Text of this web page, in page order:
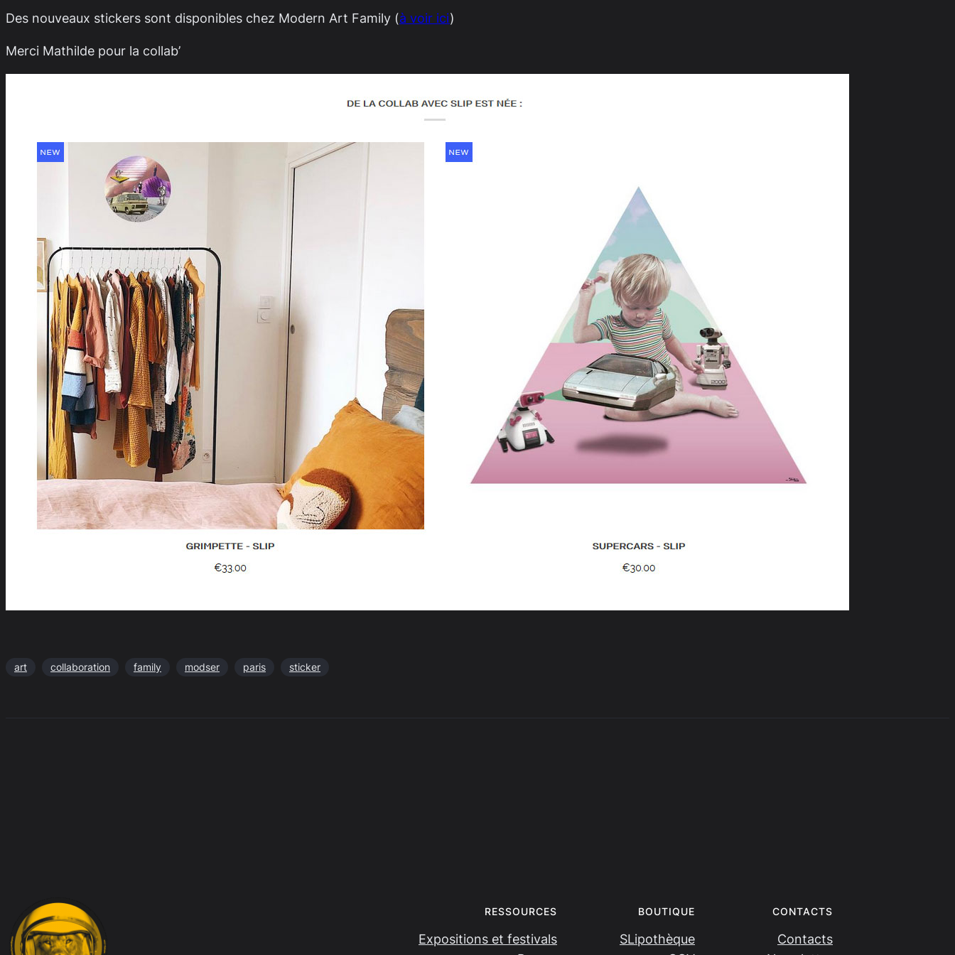
Des nouveaux stickers sont disponibles chez Modern Art Family (à voir ici)
Merci Mathilde pour la collab’
art collaboration family modser paris sticker
RESSOURCES
Expositions et festivals
BOUTIQUE
SLipothèque
CONTACTS
Contacts